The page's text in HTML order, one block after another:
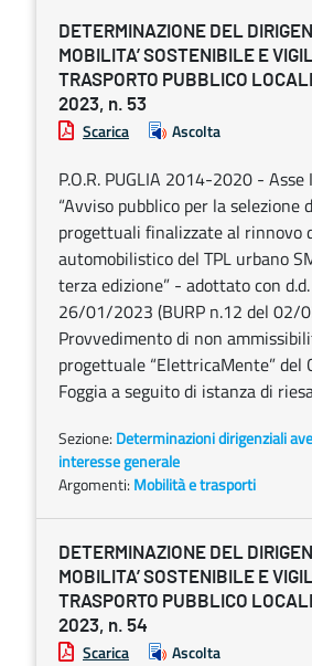
DETERMINAZIONE DEL
MOBILITA’ SOSTENIBILE E
TRASPORTO PUBBLICO
2023, n. 53
Scarica Ascolta
P.O.R. PUGLIA 2014-2020 -
“Avviso pubblico per la selezione
progettuali finalizzate al rinnovo
automobilistico del TPL urbano
terza edizione” - adottato con
26/01/2023 (BURP n.12 del 02/
Provvedimento di non
progettuale “ElettricaMente” del
Foggia a seguito di istanza di
Sezione: Determinazioni dirigenziali
interesse generale
Argomenti: Mobilità e trasporti
DETERMINAZIONE DEL
MOBILITA’ SOSTENIBILE E
TRASPORTO PUBBLICO
2023, n. 54
Scarica Ascolta